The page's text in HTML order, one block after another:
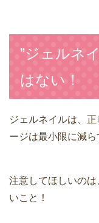
”ジェルネ
はない！
ジェルネイルは、
ージは最小限に減ら
注意してほしいの
いこと！